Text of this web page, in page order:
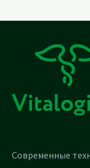
Современные